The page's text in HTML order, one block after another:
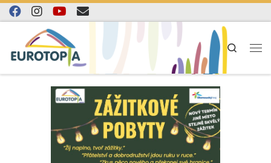
Skip to content
Search